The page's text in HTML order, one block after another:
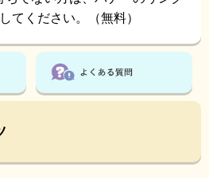
てください。（無料）